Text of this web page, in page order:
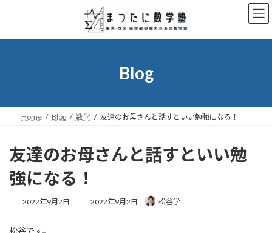
ン
ー
Blog
Home Blog 数学 友達のお母さんと話すといい勉強になる！
友達のお母さんと話すといい勉
強になる！
2022年9月2日
最
2022年9月2日 松谷学